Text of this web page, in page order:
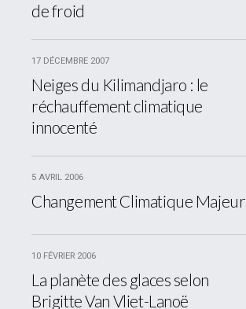
de froid
17 DÉCEMBRE 2007
Neiges du Kilimandjaro : le
réchauffement climatique
innocenté
5 AVRIL 2006
Changement Climatique Majeur
10 FÉVRIER 2006
La planète des glaces selon
Brigitte Van Vliet-Lanoë